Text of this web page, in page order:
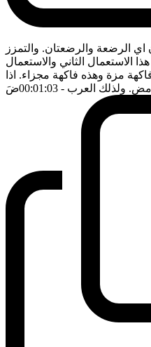
اي الرضعة والرضعتان. والتمزز
الاستعمال الثاني والاستعمال
مزة وهذه فاكهة مجزاء. اذا
ولذلك العرب - 00:01:03 ضَ